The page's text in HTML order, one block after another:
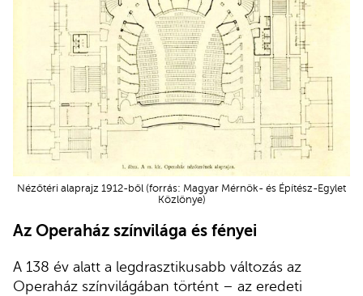
Nézőtéri alaprajz 1912-ből (forrás: Magyar Mérnök- és Építész-Egylet
Közlönye)
Az Operaház színvilága és fényei
A 138 év alatt a legdrasztikusabb változás az
Operaház színvilágában történt – az eredeti